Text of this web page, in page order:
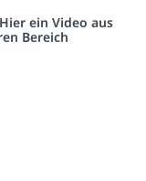
ein Video aus
Bereich